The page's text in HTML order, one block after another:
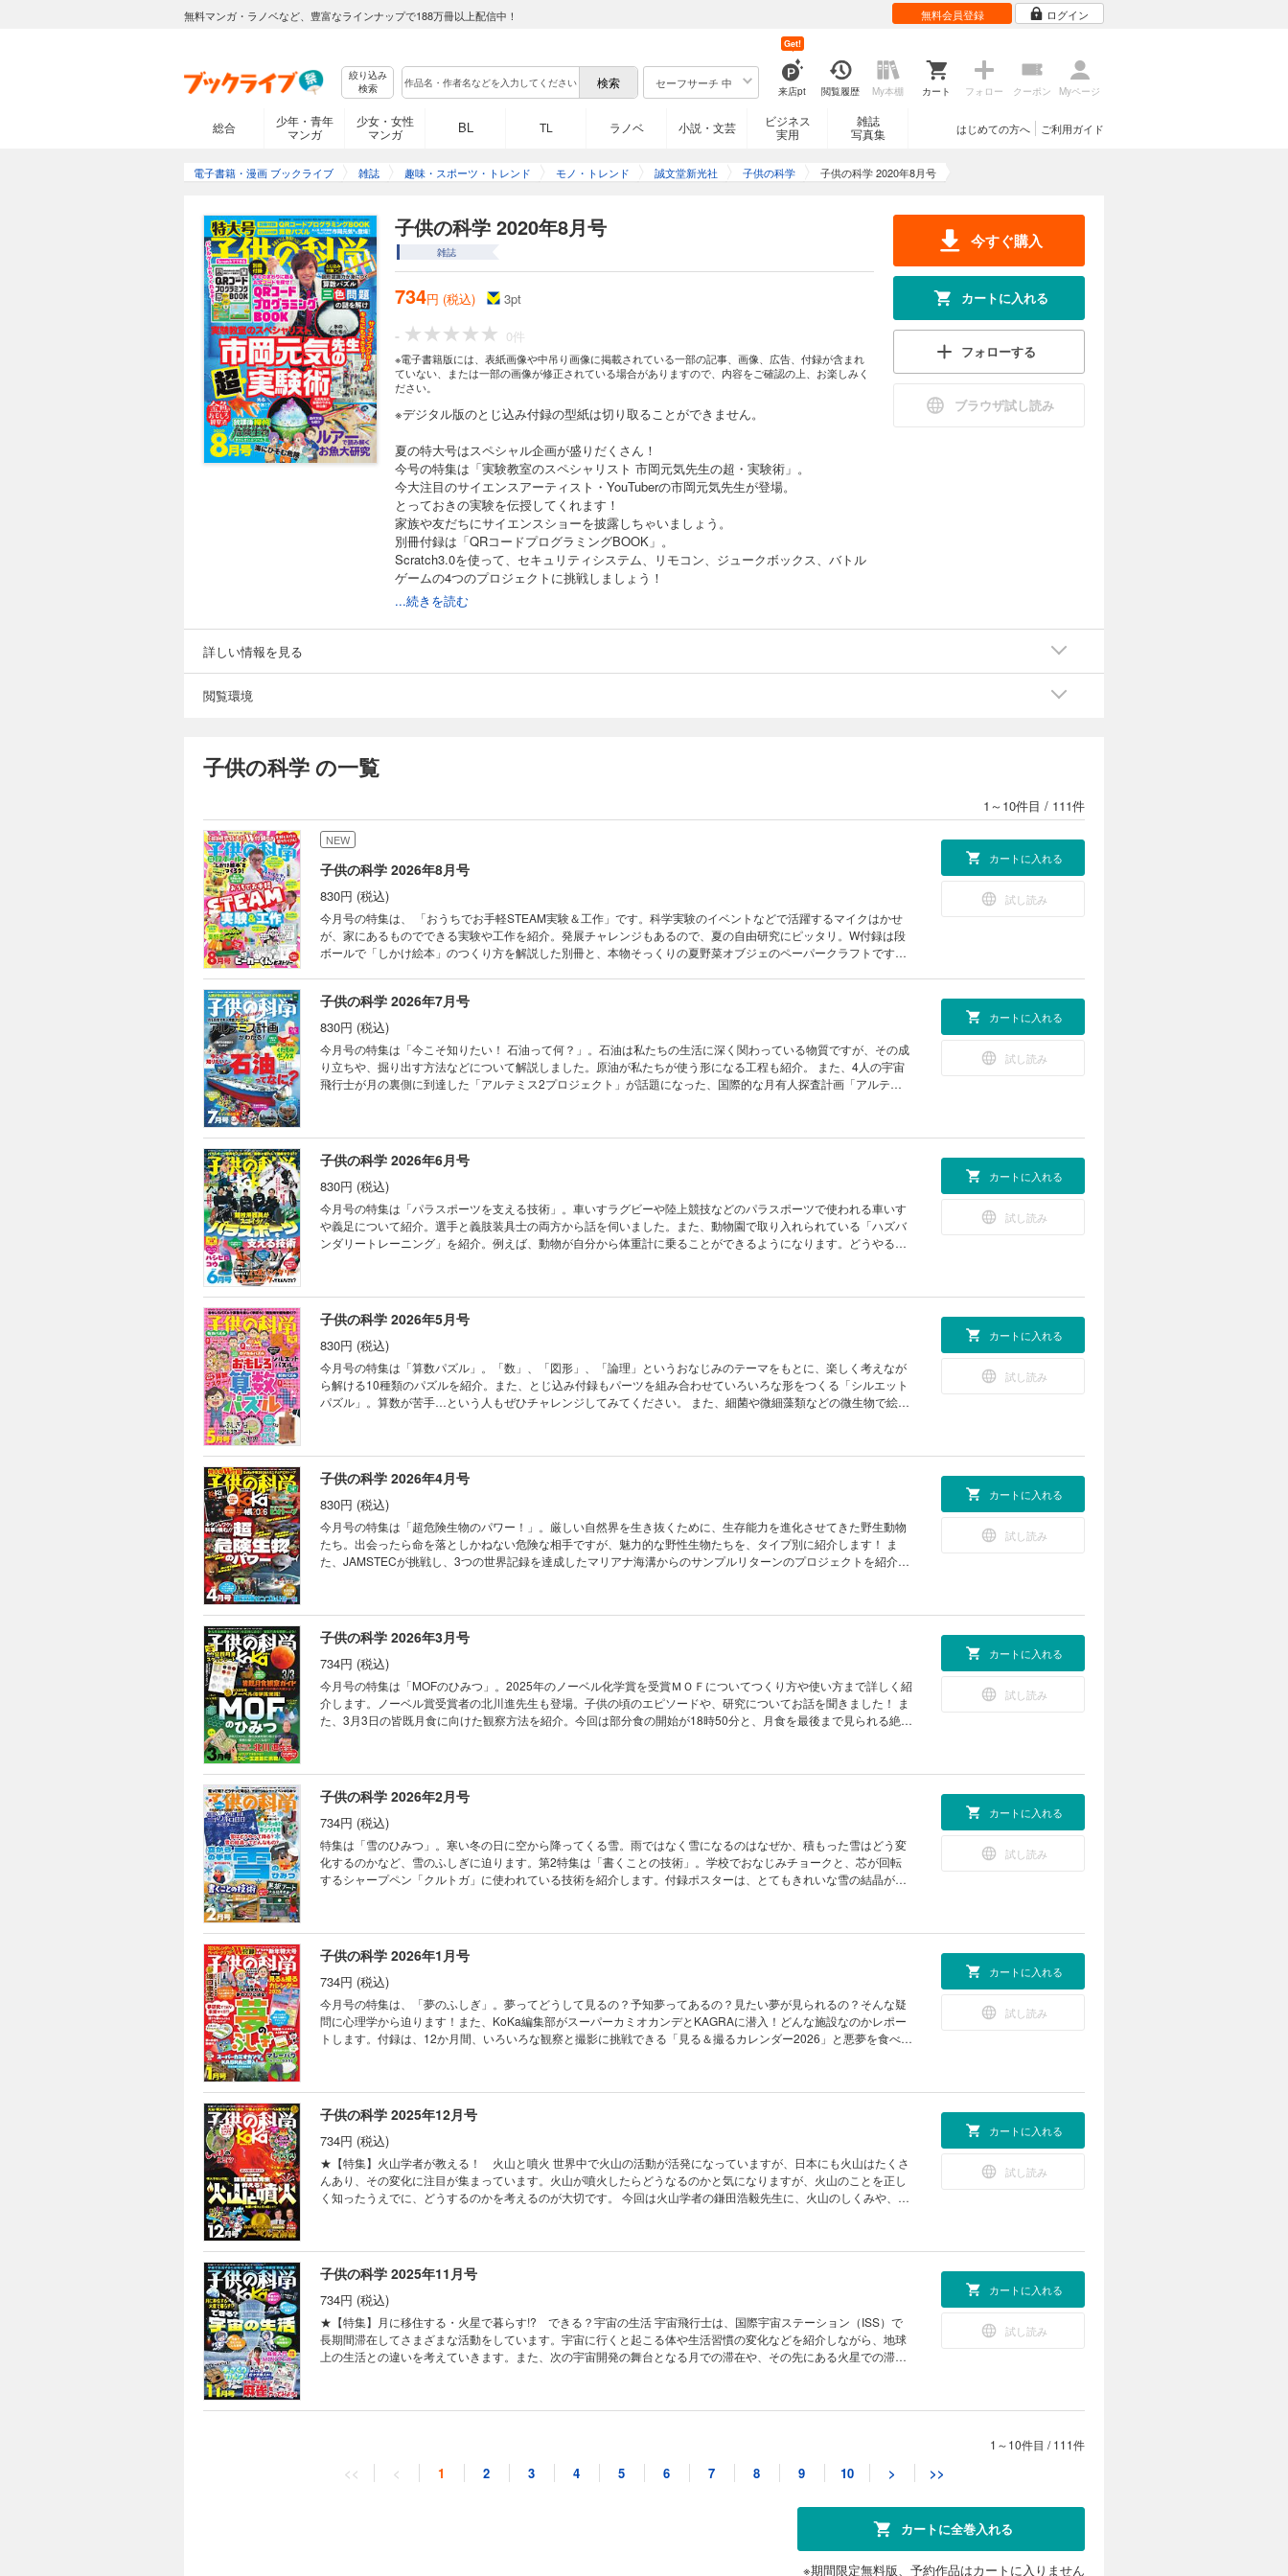
無料マンガ・ラノベなど、豊富なラインナップで188万冊以上配信中！ 無料会員登録 ログイン
絞り込み
検索
セーフサーチ 中
来店pt
Get!
閲覧履歴 My本棚 カート フォロー クーポン Myページ
総合
少年・青年
マンガ
少女・女性
マンガ
BL TL ラノベ 小説・文芸
ビジネス
実用
雑誌
写真集
ご利用ガイド
はじめての方へ
電子書籍・漫画 ブックライブ 雑誌 趣味・スポーツ・トレンド モノ・トレンド 誠文堂新光社 子供の科学 子供の科学 2020年8月号
子供の科学 2020年8月号
雑誌
734円 (税込) 3pt
- 0件
※電子書籍版には、表紙画像や中吊り画像に掲載されている一部の記事、画像、広告、付録が含まれ
ていない、または一部の画像が修正されている場合がありますので、内容をご確認の上、お楽しみく
ださい。
※デジタル版のとじ込み付録の型紙は切り取ることができません。
夏の特大号はスペシャル企画が盛りだくさん！
今号の特集は「実験教室のスペシャリスト 市岡元気先生の超・実験術」。
今大注目のサイエンスアーティスト・YouTuberの市岡元気先生が登場。
とっておきの実験を伝授してくれます！
家族や友だちにサイエンスショーを披露しちゃいましょう。
別冊付録は「QRコードプログラミングBOOK」。
Scratch3.0を使って、セキュリティシステム、リモコン、ジュークボックス、バトル
ゲームの4つのプロジェクトに挑戦しましょう！
コカトピ！
ビーカーくんがゆく／ビーカーくん、室内で花火大会!? の巻
読者の写真コンテスト こんなの撮れた！
ポケデン／フレズニライト
1等星ウオッチング／七夕の星と夏の大三角
南極観測隊おしごとREPORT／観測を支える建物や設備のメンテナンス
ツッコミ！ 科学塾
はじめようジブン専用パソコン／国産プログラミング言語「ルビー」を使ってみよう
ベジフル新聞／色・形・大きさ・食べ方 いろいろなナス
めざせ！ マスマジシャン／動物当てマジック ～秘密はデジタル!?～
コドモノカガク製作所／手足と顔を振る！ ブラブラ坊や
KoKa Scramble
ぼくの発明 きみの工夫
謎解きマンガ 放課後探偵 危険生物編／波打ち際のビニール袋
［とじ込み付録］算数パズル 三色問題の謎を解け
［別冊付録］キミのまわりに眠るお宝コードを探せ！ QRコードプログラミング
...続きを読む
今すぐ購入
カートに入れる
フォローする
ブラウザ試し読み
詳しい情報を見る
閲覧環境
子供の科学 の一覧
1～10件目 / 111件
NEW
子供の科学 2026年8月号
830円 (税込)
今月号の特集は、 「おうちでお手軽STEAM実験＆工作」です。科学実験のイベントなどで活躍するマイクはかせ
が、家にあるものでできる実験や工作を紹介。発展チャレンジもあるので、夏の自由研究にピッタリ。W付録は段
ボールで「しかけ絵本」のつくり方を解説した別冊と、本物そっくりの夏野菜オブジェのペーパークラフトです。
自由研究！ おうちでお手軽 STEAM実験＆工作 古代の銅鐸の音に科学で迫る!? 伊藤尚未先生ワークショップを開催
祝！デビュー10周年 10年分の「なるほど！」 ビーカーくんヒストリー ビーカーくんがゆく ビーカーくん、粉
のこわさを知る!? の巻 電気で学ぼうSDGs 日本最大級の洋上風力発電 石狩湾新港洋上風力発電所 おうちや教室
ですぐできる！ トッポとチィのひまつぶし実験室 なぜ？ なぜ？ どうして？ [新連載]教えて！ アベ先生 お役立
ち！ Scratchの裏ワザ No.1 矢印キーでスプライトを滑らかに動かす たくさん知って、もっと会いたくなる 動
物園の動物 イヌワシ 南極通信 “いまの南極”から地球環境を見守る ひとときの北極通信 海氷が語る北極のいま
み立て式「ソーラー・クッカー」をつくって生き残れ！ [新連載]ビスケットでたのしいプログラミング！ あそび
ながら学ぶコンピューター 第1回 ビスケットをはじめよう ベジフル新聞 身近になってきた トロピカル
モノみたい！？ 夏野菜オブジェ わくわく理科授業 おにぎりがうんこになる道 キミはわかる？ コカネット
FUN！ すこぶるクイズ モージャ博士の縁側科学教室 第31話 ドライアイスを水に入れると泡が出るのはなぜ？
KoKaひろば ロジカル・ミステリー・ツアー 気象ミステリーツアー18 都会の猛暑に注意!? [とじ込み付録]ペー
パークラフト ホンモノみたい!? 夏野菜のオブジェ [別冊付録]開くと夏野菜の畑が飛び出す！ 段ボールで“しかけ
カートに入れる
試し読み
子供の科学 2026年7月号
830円 (税込)
今月号の特集は「今こそ知りたい！ 石油って何？」。石油は私たちの生活に深く関わっている物質ですが、その成
り立ちや、掘り出す方法などについて解説しました。原油が私たちが使う形になる工程も紹介。 また、4人の宇宙
飛行士が月の裏側に到達した「アルテミス2プロジェクト」が話題になった、国際的な月有人探査計画「アルテミ
てなに？ 月を目指す有人探査プログラム「アルテミス計画」がわかる！ 市岡元気先生の実験が自宅でできる“おう
ちLABO”開設！ おうちや教室ですぐできる！ トッポとチィのひまつぶし実験室 なぜ？ なぜ？ どうして？ ビーカー
くんがゆく ビーカーくん、室内で虹に出会う!? の巻 自由研究フェス2026開催のお知らせ 世界の不思議な植物
アメリカドクダミ たくさん知って、もっと会いたくなる 動物園の動物 サイ 読者の写真コンテスト こんなの撮
れた！ ポケデン キチポ 宇宙はドラマチック！ 二刀流銀河、激動の過去 錯覚道 絵から生まれる立体錯視（実
線編） 学校でも塾でも教えてくれない！生き残る技術 「あかり」をつくろう！ 最終回 キミのひらめきが形にな
る！ AkaDakoものづくりラボ さよならタコちゃん、こんにちは未来のクリエイター ベジフル新聞 夏の元気チ
カートに入れる
試し読み
子供の科学 2026年6月号
830円 (税込)
今月号の特集は「パラスポーツを支える技術」。車いすラグビーや陸上競技などのパラスポーツで使われる車いす
や義足について紹介。選手と義肢装具士の両方から話を伺いました。また、動物園で取り入れられている「ハズバ
ンダリートレーニング」を紹介。例えば、動物が自分から体重計に乗ることができるようになります。どうやるの
レ！ 競技用器具がスゴイッ！ パラスポーツを支える技術 動物と協力しながら健康を守る ハズバンダリートレーニ
ングってどんなこと？ 小中学生トコトンチャレンジ 桐山製作所 水蒸気蒸留実験 体験会を開催！ 電気で学ぼう
SDGs 静電気で動く未来の力 強誘電モーター おうちや教室ですぐできる！ トッポとチィのひまつぶし実験室 な
ぜ？ なぜ？ どうして？ ビーカーくんがゆく ビーカーくん、チョウのグルメさを知る!? の巻 キミもGRAVITRAX
を体験しよう！ たくさん知って、もっと会いたくなる 動物園の動物 ビーバー 南極通信 アイスコアから読み解
く氷の記憶 ひとときの北極通信 樹木の材料は大気中の炭素 読者の写真コンテスト こんなの撮れた！ ポケデン
アメザーザー 宇宙はドラマチック！ 猫の目は何を物語る？ 錯覚道 絵から生まれる立体錯視（理論編） 学校で
士の縁側科学教室 第29話 壊れた傘を修理してみよう KoKaひろば まんが ロジカル・ミステリー・ツアー 気象
ミステリーツアー16 いざ、南極の地へ ［とじ込み付録]ペーパークラフトでつくろう！ ハシビロコウ
カートに入れる
試し読み
子供の科学 2026年5月号
830円 (税込)
今月号の特集は「算数パズル」。「数」、「図形」、「論理」というおなじみのテーマをもとに、楽しく考えなが
ら解ける10種類のパズルを紹介。また、とじ込み付録もパーツを組み合わせていろいろな形をつくる「シルエット
パズル」。算数が苦手…という人もぜひチャレンジしてみてください。 また、細菌や微細藻類などの微生物で絵を
集］いますぐやりたくなる！ 遊びながらわかる！ 算数パズル ［特集］バクテリアでお絵描き 微生物アートの世
界 ［特集］「小中学生トコトンチャレンジ2026」受賞者を発表！ おうちや教室ですぐできる！ トッポとチィのひ
まつぶし実験室 なぜ？ なぜ？ どうして？ ビーカーくんがゆく ビーカーくん、生きものの進化に迫る!? の巻 世界
の不思議な植物 ラフレシア たくさん知って、もっと会いたくなる 動物園の動物 ハリモグラ 読者の写真コンテ
スト こんなの撮れた！ ポケデン カゲブンシン 宇宙はドラマチック！ 爆発後のガスが残したメッセージ 錯覚
道 縦断勾配錯視（実践編） 学校でも塾でも教えてくれない！生き残る技術 倒れている家族や友達がいたら、君
はどうする？ キミのひらめきが形になる！ AkaDakoものづくりラボ 第10回 JavaScriptで自動猫じゃらしマシ
15 因縁の敵、現る!? ［とじ込み付録]いろんなカタチをつくろう！ シルエットパズル
カートに入れる
試し読み
子供の科学 2026年4月号
830円 (税込)
今月号の特集は「超危険生物のパワー！」。厳しい自然界を生き抜くために、生存能力を進化させてきた野生動物
たち。出会ったら命を落としかねない危険な相手ですが、魅力的な野性生物たちを、タイプ別に紹介します！ ま
た、JAMSTECが挑戦し、3つの世界記録を達成したマリアナ海溝からのサンプルリターンのプロジェクトを紹介。
プレ！ ［特集］キケンなワケに科学で挑む！ 超危険生物のパワー ［特集］3つの世界記録を達成！ 地球で一番深
い海からの超深海サンプルリターン KoKa手帳使い方ガイド 電気で学ぼうSDGs 地域を活性化させる未来型の野球
場 エスコンフィールドHOKKAIDO おうちや教室ですぐできる！ トッポとチィのひまつぶし実験室 なぜ？ な
ぜ？ どうして？ ビーカーくんがゆく ビーカーくん、巨大細胞に出会う!? の巻 錯覚道 縦断勾配錯視（理論編）
たくさん知って、もっと会いたくなる 動物園の動物 チーター 南極通信 基地の電気を守る ひとときの北極通
信 空から観察する北極のクジラたち 宇宙はドラマチック！ ガスと星が降る銀河？ 宇宙に広げた大きな傘 ポケ
デン トキドキサクラフブキ 読者の写真コンテスト こんなの撮れた！ 読者の写真コンテスト こんなの撮れた！
モージャ博士の縁側科学教室 第27話 ジャガイモの毒素を増やさないためには？ KoKaひろば まんが ロジカル・
ミステリー・ツアー 気象ミステリーツアー14 世界のさまざまな気候 ［とじ込み付録］ペーパークラフト ミニ
チュア生きもの観察 ビオトープ ［別冊付録］KoKa手帳2026
カートに入れる
試し読み
子供の科学 2026年3月号
734円 (税込)
今月号の特集は「MOFのひみつ」。2025年のノーベル化学賞を受賞ＭＯＦについてつくり方や使い方まで詳しく紹
介します。ノーベル賞受賞者の北川進先生も登場。子供の頃のエピソードや、研究についてお話を聞きました！ ま
た、3月3日の皆既月食に向けた観察方法を紹介。今回は部分食の開始が18時50分と、月食を最後まで見られる絶好
年ノーベル化学賞受賞！ どんな物質？ どんなことができるの？ MOFのひみつ ［特集］ひなまつりの夜の天体ショ
ー 3月3日の皆既月食を見よう！ おうちや教室ですぐできる！ トッポとチィのひまつぶし実験室 なぜ？ なぜ？
どうして？ ビーカーくんがゆく ビーカーくん、消火器に安心する!? の巻 小中学生トコトンチャレンジ2025 成
果発表会開催！ 世界の不思議な植物 ハネフクベ たくさん知って、もっと会いたくなる 動物園の動物 オオサン
ショウウオ 読者の写真コンテスト こんなの撮れた！ ポケデン オートぼんぼり 宇宙はドラマチック！ 遠く深
く、宇宙を見渡す窓 錯覚道 背景写真につられる脳（実践編） 学校でも塾でも教えてくれない！生き残る技術 生
き残るための「応急手当」を覚える！ キミのひらめきが形になる！ AkaDakoものづくりラボ 第8回 生成AIで
カートに入れる
試し読み
子供の科学 2026年2月号
734円 (税込)
特集は「雪のひみつ」。寒い冬の日に空から降ってくる雪。雨ではなく雪になるのはなぜか、積もった雪はどう変
化するのかなど、雪のふしぎに迫ります。第2特集は「書くことの技術」。学校でおなじみチョークと、芯が回転
するシャープペン「クルトガ」に使われている技術を紹介します。付録ポスターは、とてもきれいな雪の結晶が大
雪の結晶ってどんなもの？ 空からの手紙 雪のひみつ ［特集］書くことの技術 みんなで描こう！ KoKa黒板アー
ト大会結果発表！ Nichigaku黒板アート甲子園®2025 表彰式リポート 電気で学ぼうSDGs 赤外光を利用して電気
をつくる 透明な太陽電池 おうちや教室ですぐできる！ トッポとチィのひまつぶし実験室 なぜ？ なぜ？ どうし
て？ ビーカーくんがゆく ビーカーくん消火器に囲まれる!? の巻 たくさん知って、もっと会いたくなる 動物園
の動物 シマウマ 大学・高専・海外校合格者が語るNEST LAB.での挑戦 「好き」を究めた研究が未来を拓く！
南極通信 南極の海の魚たち ひとときの北極通信 海洋地球研究船「みらい」の最後の北極公開に潜入！ 読者の写
真コンテスト こんなの撮れた！ ポケデン ニギルンダー 宇宙はドラマチック！ 星団とガス星雲、偶然の出会い
る！振り子時計式キツツキ君 わくわく理科授業 八重山の環境に学ぶ「理科教育」とは？ コカネットFUN！ すこ
ぶるクイズ まんが モージャ博士の縁側科学教室 第25話 冬に植物が凍らないのはナゼ？ KoKaひろば まんが
ロジカル・ミステリー・ツアー 気象ミステリーツアー12 雪国は大変!? ［別冊付録］さまざまな形に注目してみ
よう 雪の結晶ポスター
カートに入れる
試し読み
子供の科学 2026年1月号
734円 (税込)
今月号の特集は、「夢のふしぎ」。夢ってどうして見るの？予知夢ってあるの？見たい夢が見られるの？そんな疑
問に心理学から迫ります！また、KoKa編集部がスーパーカミオカンデとKAGRAに潜入！どんな施設なのかレポー
トします。付録は、12か月間、いろいろな観察と撮影に挑戦できる「見る＆撮るカレンダー2026」と悪夢を食べて
ぐに忘れるのはなぜ？ 心理学から夢のナゾに迫る！ 夢のふしぎ スーパーカミオカンデとKAGRAにKoKa編集部が
潜入したぞ！ 診断書をつくるお手伝い！ 医療の現場を支えるMEDI-Papyrusがスゴい！ おうちや教室ですぐでき
る！ トッポとチィのひまつぶし実験室 なぜ？ なぜ？ どうして？ ビーカーくんがゆく ビーカーくん、レーザーを
体感!? の巻 2025年ノーベル生理学・医学賞受賞 坂口志文先生interview 世界の不思議な植物 野生のバニラ たくさ
ん知って、もっと会いたくなる 動物園の動物 ビントロング 読者の写真コンテスト こんなの撮れた！ ポケデ
ン シンキングタイマー 宇宙はドラマチック！ 16世紀、ティコが見た星は？ 錯覚道 ピンナ錯視（実践編） 子
供の科学見る＆撮るカレンダー2026（カレンダーの使い方紹介） 学校でも塾でも教えてくれない！生き残る技
FUN！ すこぶるクイズ まんが モージャ博士の縁側科学教室 第24話 たくさん寝ても眠いのはナゼ？ KoKaひ
ろば まんが ロジカル・ミステリー・ツアー 気象ミステリーツアー11 西高東低と冬の風邪 ［とじ込み付録］悪
夢を食べてくれる!? マレーバクペーパークラフト ［別冊付録］2026年は観察＆撮影にチャレンジしよう！ 見る＆
撮るカレンダー2026
カートに入れる
試し読み
子供の科学 2025年12月号
734円 (税込)
★【特集】火山学者が教える！ 火山と噴火 世界中で火山の活動が活発になっていますが、日本にも火山はたくさ
んあり、その変化に注目が集まっています。火山が噴火したらどうなるのかと気になりますが、火山のことを正し
く知ったうえでに、どうするのかを考えるのが大切です。 今回は火山学者の鎌田浩毅先生に、火山のしくみや、噴
りやすく解説します。 また、物理学賞の受賞研究についても併せて紹介しています。 ★【特集】知っているようで
知らない!? しっぽのヒミツ 多くの生き物にはしっぽがあって、いろいろな形をしています。しっぽはどのように使
われているのでしょうか？ また、人間にはしっぽがありませんが、実は「しっぽを失くした」そうなのです。そ
れはなぜなのでしょうか？しっぽの不思議を解明します！ ★【とじ込み付録】KoKaのキャラたちで飾りつけよ
う！ KoKaクリスマスリース ペーパークラフト 目次 2025年ノーベル賞・日本人2名がダブル受賞！ コカトピ！
火山学者が教える！ 火山と噴火 知ってるようで知らない!? しっぽのヒミツ コカプレ！ 電気で学ぼうSDGs 最
新技術でAIが送電線を点検 ドローン自律飛行システム おうちや教室ですぐできる！ トッポとチィのひまつぶし実
の、サバイバルクッキング！ キミのひらめきが形になる！ AkaDakoものづくりラボ 第5回 カイロの温度が下
のか？ ベジフル新聞 ごはんはスゴイ！ 日本のお米 めざせ！ マスマジシャン カレンダー足し算マジックにチ
ャレンジ！ コドモノカガク製作所 おなじみのキャラで飾りつけ！ KoKaクリスマスリース わくわく理科授業 キ
カートに入れる
試し読み
子供の科学 2025年11月号
734円 (税込)
★【特集】月に移住する・火星で暮らす!? できる？宇宙の生活 宇宙飛行士は、国際宇宙ステーション（ISS）で
長期間滞在してさまざまな活動をしています。宇宙に行くと起こる体や生活習慣の変化などを紹介しながら、地球
上の生活との違いを考えていきます。また、次の宇宙開発の舞台となる月での滞在や、その先にある火星での滞在
供向けの大会も開催されています。精神力が鍛えられたり、算数に強くなるといったところも注目されている麻雀
レ！ 月に移住する・火星で暮らす!? できる？ 宇宙の生活 最強の頭脳スポーツ 麻雀をやってみよう！ [新連載]ひ
ーくんがゆく ビーカーくん、木材ならではを知る!? の巻 トコトンチャレンジ2025 受賞者×パートナー企業で研
究中！ 世界の不思議な植物 フェネストラリア たくさん知って、もっと会いたくなる 動物園の動物 ラクダ 読
者の写真コンテスト こんなの撮れた！ ポケデン ジャンケンカツト 宇宙はドラマチック！ 似ているようで似て
いない 錯覚道 ガボールパッチと動いて見える錯視（実践編） 学校でも塾でも教えてくれない！生き残る技術 災
カートに入れる
試し読み
★【特集】身近だけど不思議な生き物 キノコのミステリー 公園を散歩すると見かけたり、食卓にもよく並ぶキノ
だ 7万年・45m 世界一長い年縞を見に行こう！ 「年縞」とは縞模様を保ったまま積み重ねられた泥の地層のこ
とです。世界一長い年縞が見つかった福井県の水月湖と年縞博物館に伺って年縞を見てきました！ 過去の気候に
ついて教えてくれるだけでなく、これからの気候を考える上でも参考になります。みなさんも一緒に考えてみませ
カートに入れる
1～10件目 /111件
<< < 1 2 3 4 5 6 7 8 9 10 > >>
カートに全巻入れる
※期間限定無料版、予約作品はカートに入りません